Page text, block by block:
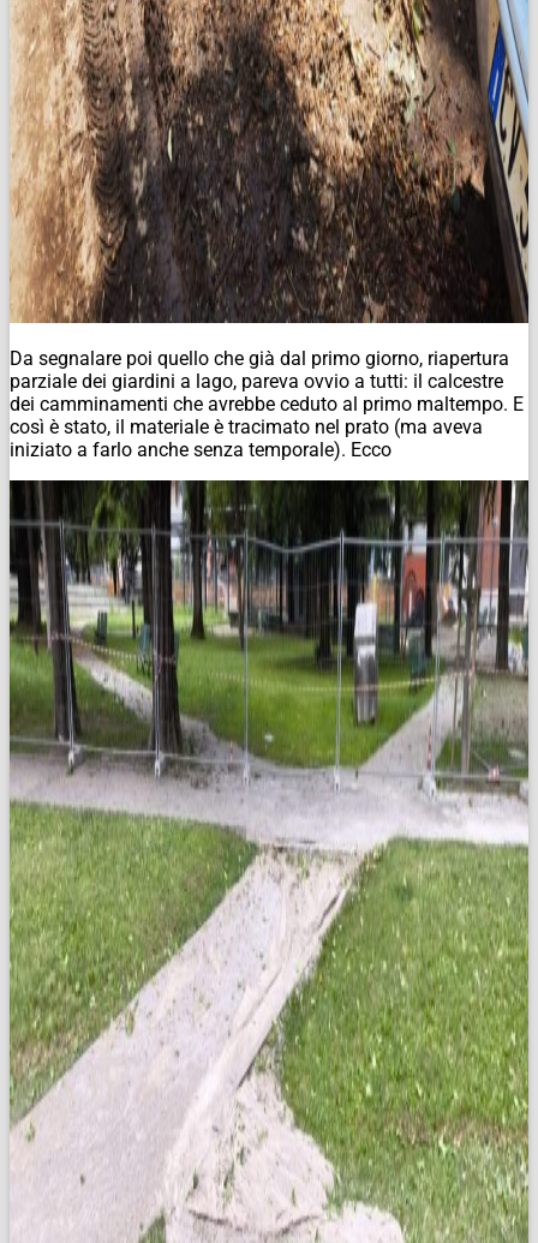
Da segnalare poi quello che già dal primo giorno, riapertura
parziale dei giardini a lago, pareva ovvio a tutti: il calcestre
dei camminamenti che avrebbe ceduto al primo maltempo. E
così è stato, il materiale è tracimato nel prato (ma aveva
iniziato a farlo anche senza temporale). Ecco